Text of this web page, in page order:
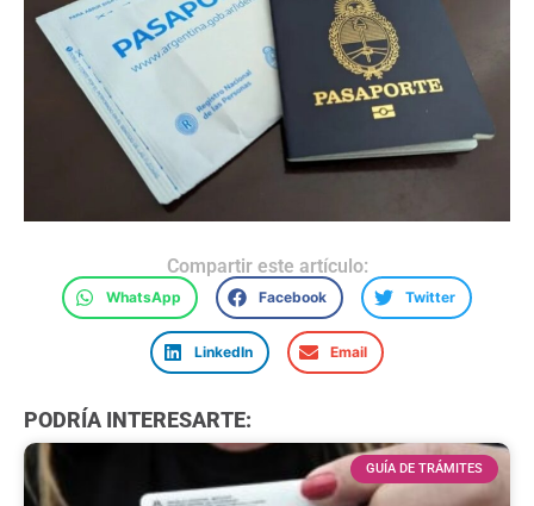
Compartir este artículo:
WhatsApp Facebook Twitter
LinkedIn Email
PODRÍA INTERESARTE:
GUÍA DE TRÁMITES